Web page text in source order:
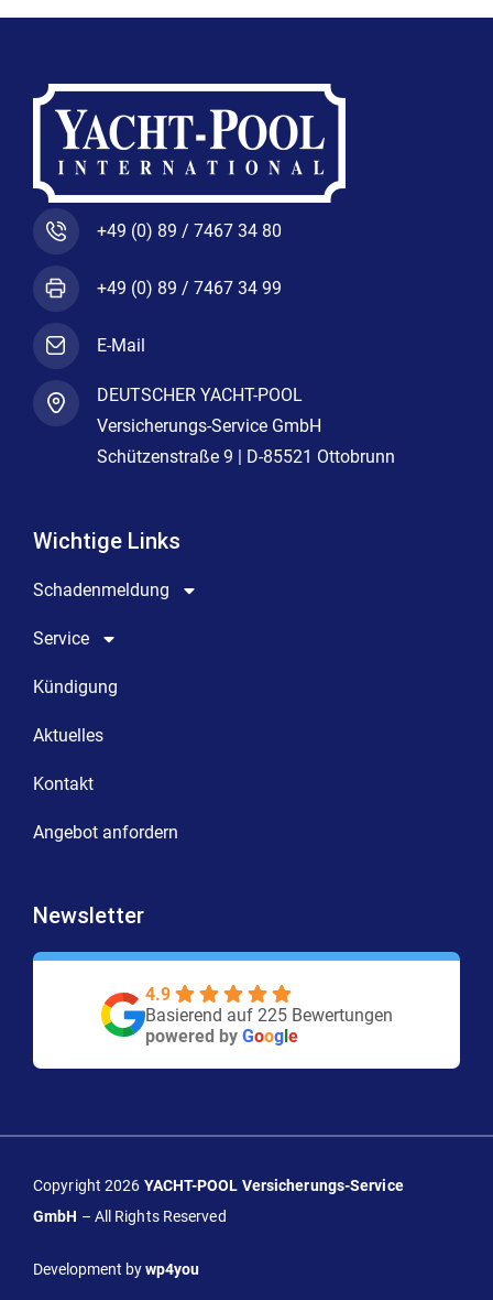
+49 (0) 89 / 7467 34 80
+49 (0) 89 / 7467 34 99
E-Mail
DEUTSCHER YACHT-POOL
Versicherungs-Service GmbH
Schützenstraße 9 | D-85521 Ottobrunn
Wichtige Links
Schadenmeldung
Service
Kündigung
Aktuelles
Kontakt
Angebot anfordern
Newsletter
4.9
Basierend auf 225 Bewertungen
powered by Googl e
Copyright 2026 YACHT-POOL Versicherungs-Service
GmbH – All Rights Reserved
Development bywp4you